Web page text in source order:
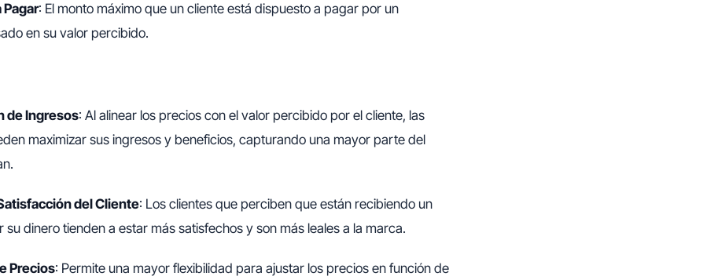
: El monto máximo que un cliente está dispuesto a pagar por un
en su valor percibido.
de Ingresos: Al alinear los precios con el valor percibido por el cliente, las
maximizar sus ingresos y beneficios, capturando una mayor parte del
del Cliente: Los clientes que perciben que están recibiendo un
su dinero tienden a estar más satisfechos y son más leales a la marca.
Precios: Permite una mayor flexibilidad para ajustar los precios en función de